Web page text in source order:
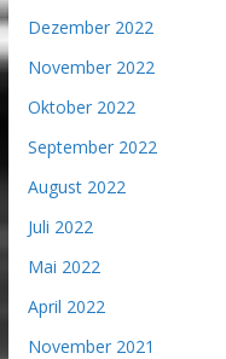
Dezember 2022
November 2022
Oktober 2022
September 2022
August 2022
Juli 2022
Mai 2022
April 2022
November 2021